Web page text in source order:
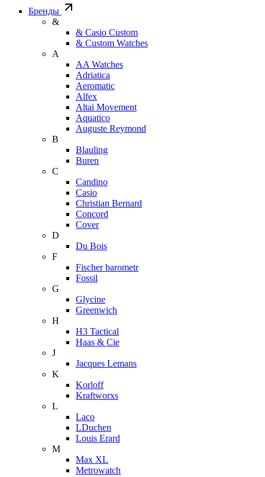
Бренды
&
& Casio Custom
& Custom Watches
A
AA Watches
Adriatica
Aeromatic
Alfex
Altai Movement
Aquatico
Auguste Reymond
B
Blauling
Buren
C
Candino
Casio
Christian Bernard
Concord
Cover
D
Du Bois
F
Fischer barometr
Fossil
G
Glycine
Greenwich
H
H3 Tactical
Haas & Cie
J
Jacques Lemans
K
Korloff
Kraftworxs
L
Laco
LDuchen
Louis Erard
M
Max XL
Metrowatch